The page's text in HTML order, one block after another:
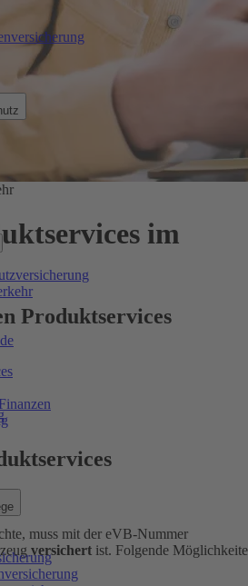
im
Produktservices
muss mit der eVB-Nummer
versichert ist. Folgende